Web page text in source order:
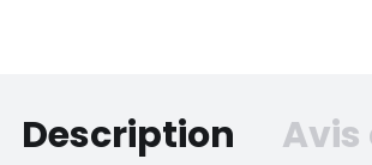
Description